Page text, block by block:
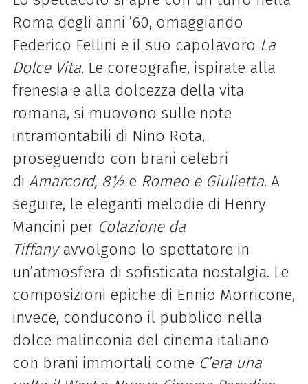
Roma degli anni ’60, omaggiando
Federico Fellini e il suo capolavoro La
Dolce Vita. Le coreografie, ispirate alla
frenesia e alla dolcezza della vita
romana, si muovono sulle note
intramontabili di Nino Rota,
proseguendo con brani celebri
di Amarcord, 8½e Romeo e Giulietta. A
seguire, le eleganti melodie di Henry
Mancini per Colazione da
Tiffanyavvolgono lo spettatore in
un’atmosfera di sofisticata nostalgia. Le
composizioni epiche di Ennio Morricone,
invece, conducono il pubblico nella
dolce malinconia del cinema italiano
con brani immortali come C’era una